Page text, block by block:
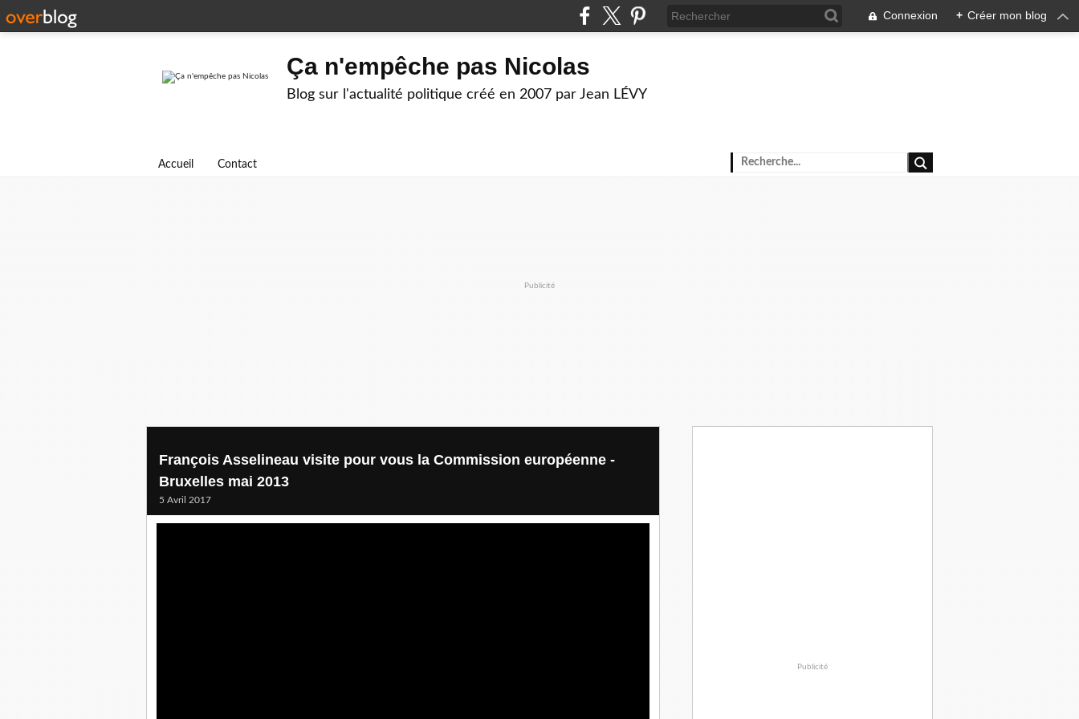
Connexion + Créer mon blog
Ça n'empêche pas Nicolas
Blog sur l'actualité politique créé en 2007 par Jean LÉVY
Accueil Contact
Publicité
François Asselineau visite pour vous la Commission européenne -
Bruxelles mai 2013
5 Avril 2017
Publicité